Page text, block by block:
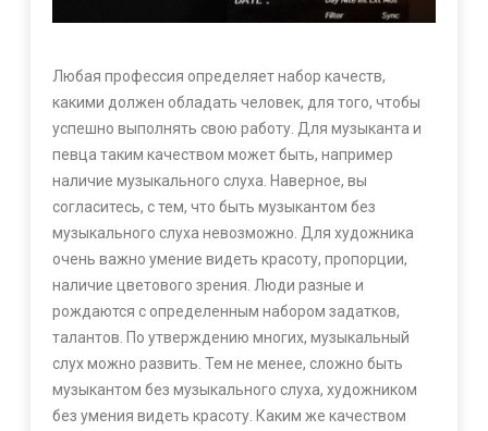
Любая профессия определяет набор качеств,
какими должен обладать человек, для того, чтобы
успешно выполнять свою работу. Для музыканта и
певца таким качеством может быть, например
наличие музыкального слуха. Наверное, вы
согласитесь, с тем, что быть музыкантом без
музыкального слуха невозможно. Для художника
очень важно умение видеть красоту, пропорции,
наличие цветового зрения. Люди разные и
рождаются с определенным набором задатков,
талантов. По утверждению многих, музыкальный
слух можно развить. Тем не менее, сложно быть
музыкантом без музыкального слуха, художником
без умения видеть красоту. Каким же качеством